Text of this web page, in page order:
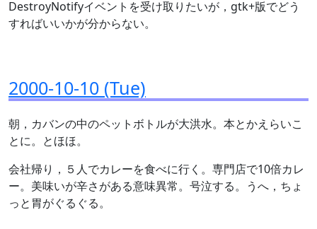
DestroyNotifyイベントを受け取りたいが，gtk+版でどう
すればいいかが分からない。
2000-10-10 (Tue)
朝，カバンの中のペットボトルが大洪水。本とかえらいこ
とに。とほほ。
会社帰り，５人でカレーを食べに行く。専門店で10倍カレ
ー。美味いが辛さがある意味異常。号泣する。うへ，ちょ
っと胃がぐるぐる。